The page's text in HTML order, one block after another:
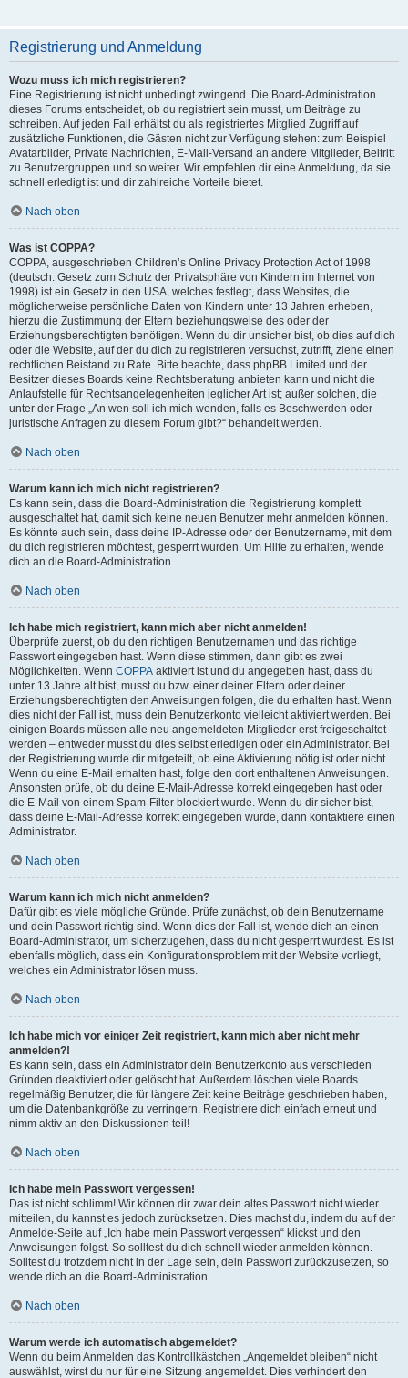
Registrierung und Anmeldung
Wozu muss ich mich registrieren?
Eine Registrierung ist nicht unbedingt zwingend. Die Board-Administration
dieses Forums entscheidet, ob du registriert sein musst, um Beiträge zu
schreiben. Auf jeden Fall erhältst du als registriertes Mitglied Zugriff auf
zusätzliche Funktionen, die Gästen nicht zur Verfügung stehen: zum Beispiel
Avatarbilder, Private Nachrichten, E-Mail-Versand an andere Mitglieder, Beitritt
zu Benutzergruppen und so weiter. Wir empfehlen dir eine Anmeldung, da sie
schnell erledigt ist und dir zahlreiche Vorteile bietet.
Nach oben
Was ist COPPA?
COPPA, ausgeschrieben Children’s Online Privacy Protection Act of 1998
(deutsch: Gesetz zum Schutz der Privatsphäre von Kindern im Internet von
1998) ist ein Gesetz in den USA, welches festlegt, dass Websites, die
möglicherweise persönliche Daten von Kindern unter 13 Jahren erheben,
hierzu die Zustimmung der Eltern beziehungsweise des oder der
Erziehungsberechtigten benötigen. Wenn du dir unsicher bist, ob dies auf dich
oder die Website, auf der du dich zu registrieren versuchst, zutrifft, ziehe einen
rechtlichen Beistand zu Rate. Bitte beachte, dass phpBB Limited und der
Besitzer dieses Boards keine Rechtsberatung anbieten kann und nicht die
Anlaufstelle für Rechtsangelegenheiten jeglicher Art ist; außer solchen, die
unter der Frage „An wen soll ich mich wenden, falls es Beschwerden oder
juristische Anfragen zu diesem Forum gibt?“ behandelt werden.
Nach oben
Warum kann ich mich nicht registrieren?
Es kann sein, dass die Board-Administration die Registrierung komplett
ausgeschaltet hat, damit sich keine neuen Benutzer mehr anmelden können.
Es könnte auch sein, dass deine IP-Adresse oder der Benutzername, mit dem
du dich registrieren möchtest, gesperrt wurden. Um Hilfe zu erhalten, wende
dich an die Board-Administration.
Nach oben
Ich habe mich registriert, kann mich aber nicht anmelden!
Überprüfe zuerst, ob du den richtigen Benutzernamen und das richtige
Passwort eingegeben hast. Wenn diese stimmen, dann gibt es zwei
Möglichkeiten. Wenn COPPA aktiviert ist und du angegeben hast, dass du
unter 13 Jahre alt bist, musst du bzw. einer deiner Eltern oder deiner
Erziehungsberechtigten den Anweisungen folgen, die du erhalten hast. Wenn
dies nicht der Fall ist, muss dein Benutzerkonto vielleicht aktiviert werden. Bei
einigen Boards müssen alle neu angemeldeten Mitglieder erst freigeschaltet
werden – entweder musst du dies selbst erledigen oder ein Administrator. Bei
der Registrierung wurde dir mitgeteilt, ob eine Aktivierung nötig ist oder nicht.
Wenn du eine E-Mail erhalten hast, folge den dort enthaltenen Anweisungen.
Ansonsten prüfe, ob du deine E-Mail-Adresse korrekt eingegeben hast oder
die E-Mail von einem Spam-Filter blockiert wurde. Wenn du dir sicher bist,
dass deine E-Mail-Adresse korrekt eingegeben wurde, dann kontaktiere einen
Administrator.
Nach oben
Warum kann ich mich nicht anmelden?
Dafür gibt es viele mögliche Gründe. Prüfe zunächst, ob dein Benutzername
und dein Passwort richtig sind. Wenn dies der Fall ist, wende dich an einen
Board-Administrator, um sicherzugehen, dass du nicht gesperrt wurdest. Es ist
ebenfalls möglich, dass ein Konfigurationsproblem mit der Website vorliegt,
welches ein Administrator lösen muss.
Nach oben
Ich habe mich vor einiger Zeit registriert, kann mich aber nicht mehr
anmelden?!
Es kann sein, dass ein Administrator dein Benutzerkonto aus verschieden
Gründen deaktiviert oder gelöscht hat. Außerdem löschen viele Boards
regelmäßig Benutzer, die für längere Zeit keine Beiträge geschrieben haben,
um die Datenbankgröße zu verringern. Registriere dich einfach erneut und
nimm aktiv an den Diskussionen teil!
Nach oben
Ich habe mein Passwort vergessen!
Das ist nicht schlimm! Wir können dir zwar dein altes Passwort nicht wieder
mitteilen, du kannst es jedoch zurücksetzen. Dies machst du, indem du auf der
Anmelde-Seite auf „Ich habe mein Passwort vergessen“ klickst und den
Anweisungen folgst. So solltest du dich schnell wieder anmelden können.
Solltest du trotzdem nicht in der Lage sein, dein Passwort zurückzusetzen, so
wende dich an die Board-Administration.
Nach oben
Warum werde ich automatisch abgemeldet?
Wenn du beim Anmelden das Kontrollkästchen „Angemeldet bleiben“ nicht
auswählst, wirst du nur für eine Sitzung angemeldet. Dies verhindert den